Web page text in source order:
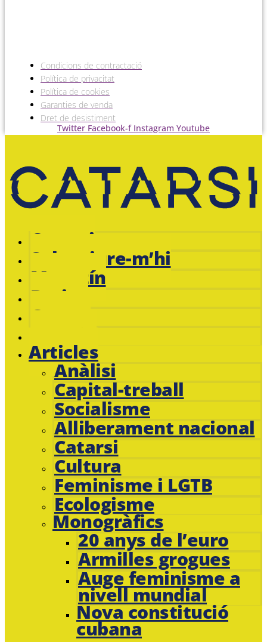
Condicions de contractació
Política de privacitat
Política de cookies
Garanties de venda
Dret de desistiment
Twitter Facebook-f Instagram Youtube
Catarsi
Subscriure-m’hi
Magazín
Botiga
Cursos
Articles
Anàlisi
Capital-treball
Socialisme
Alliberament nacional
Catarsi
Cultura
Feminisme i LGTB
Ecologisme
Monogràfics
20 anys de l’euro
Armilles grogues
Auge feminisme a
nivell mundial
Nova constitució
cubana